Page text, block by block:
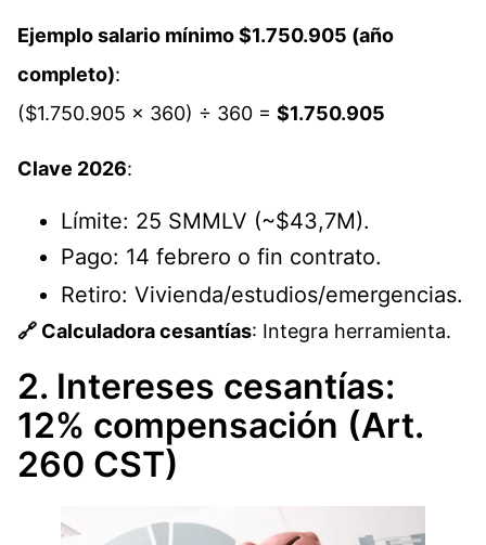
Ejemplo salario mínimo $1.750.905 (año
completo):
($1.750.905 × 360) ÷ 360 = $1.750.905
Clave 2026:
Límite: 25 SMMLV (~$43,7M).
Pago: 14 febrero o fin contrato.
Retiro: Vivienda/estudios/emergencias.
🔗 Calculadora cesantías: Integra herramienta.
2. Intereses cesantías:
12% compensación (Art.
260 CST)